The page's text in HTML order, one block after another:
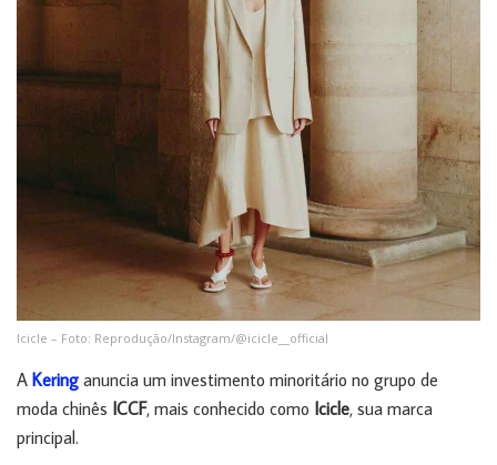
Icicle – Foto: Reprodução/Instagram/@icicle__official
A Kering anuncia um investimento minoritário no grupo de
moda chinês ICCF, mais conhecido como Icicle, sua marca
principal.